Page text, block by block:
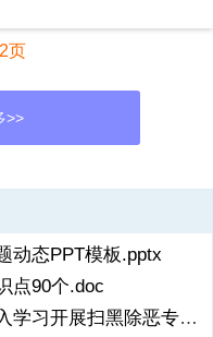
页
>>
精神,中天文库,关于办理恶势
黑除恶专项斗争的重要指示
月9日，全国扫黑办首次新
院、最高人民检察院、公安
， - -线办案人员反映，在恶
动态PPT模板.pptx
点90个.doc
要指示精神PPT课件【含完整内容】.pptx